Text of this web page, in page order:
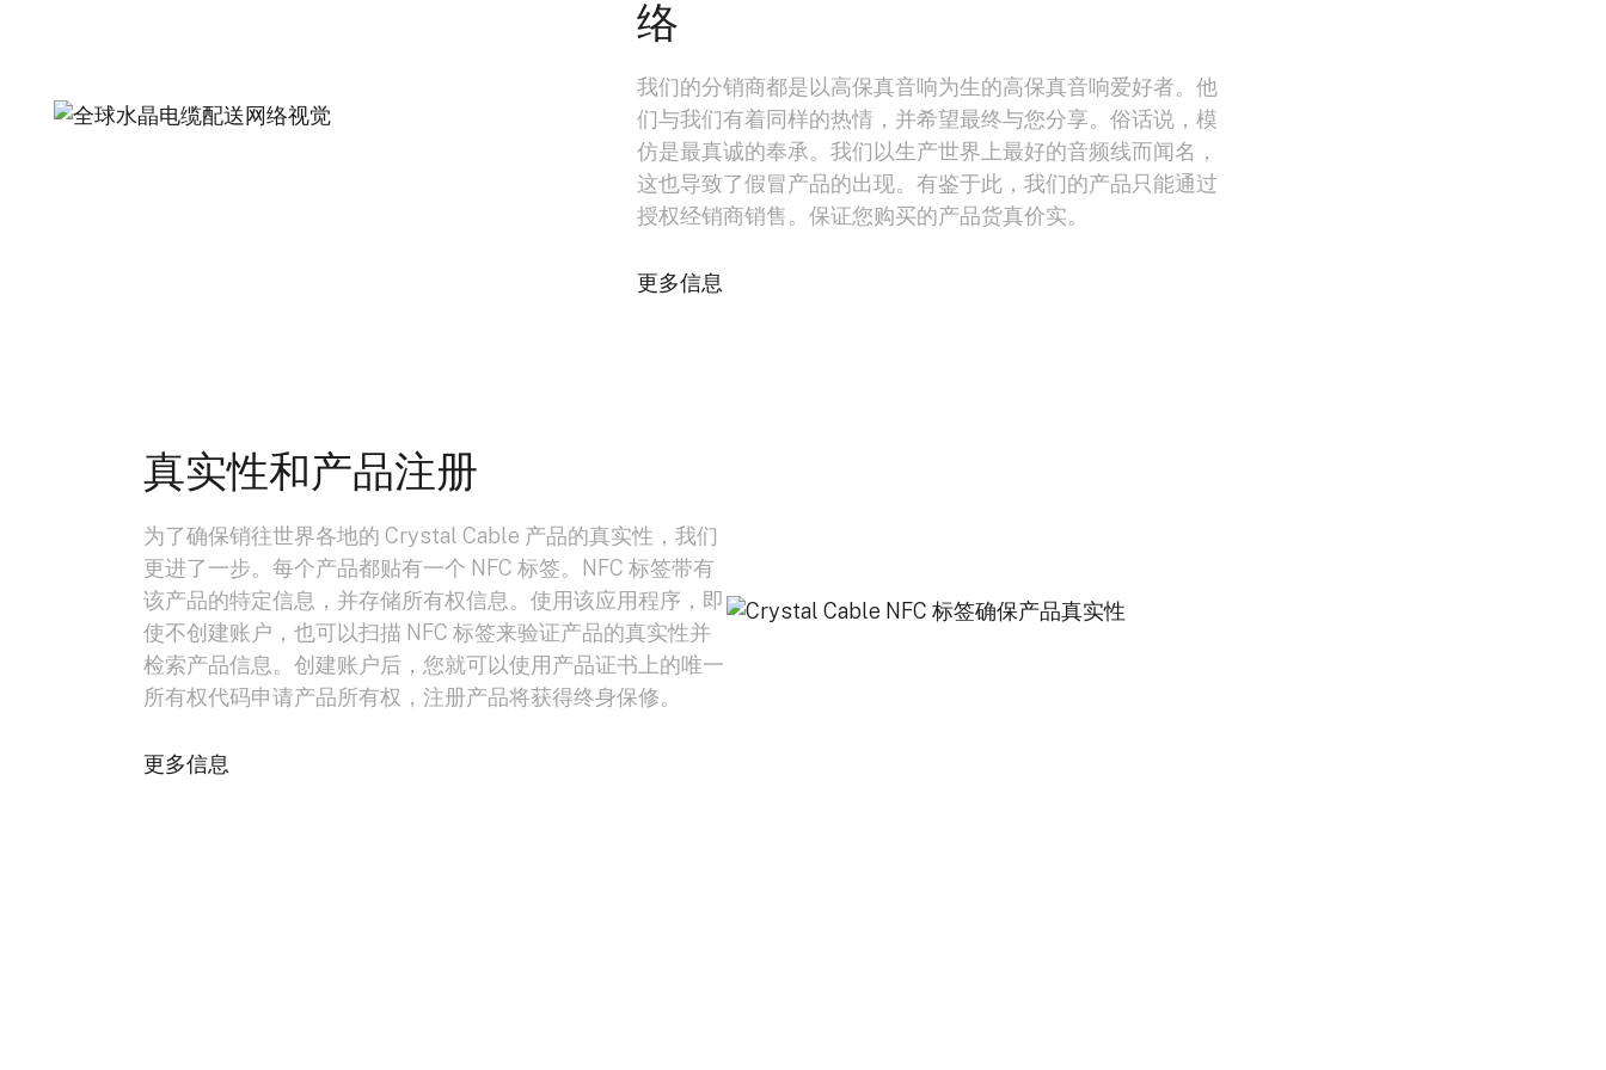
络
我们的分销商都是以高保真音响为生的高保真音响爱好者。他
们与我们有着同样的热情，并希望最终与您分享。俗话说，模
仿是最真诚的奉承。我们以生产世界上最好的音频线而闻名，
这也导致了假冒产品的出现。有鉴于此，我们的产品只能通过
授权经销商销售。保证您购买的产品货真价实。
更多信息
真实性和产品注册
为了确保销往世界各地的 Crystal Cable 产品的真实性，我们
更进了一步。每个产品都贴有一个 NFC 标签。NFC 标签带有
该产品的特定信息，并存储所有权信息。使用该应用程序，即
使不创建账户，也可以扫描 NFC 标签来验证产品的真实性并
检索产品信息。创建账户后，您就可以使用产品证书上的唯一
所有权代码申请产品所有权，注册产品将获得终身保修。
更多信息